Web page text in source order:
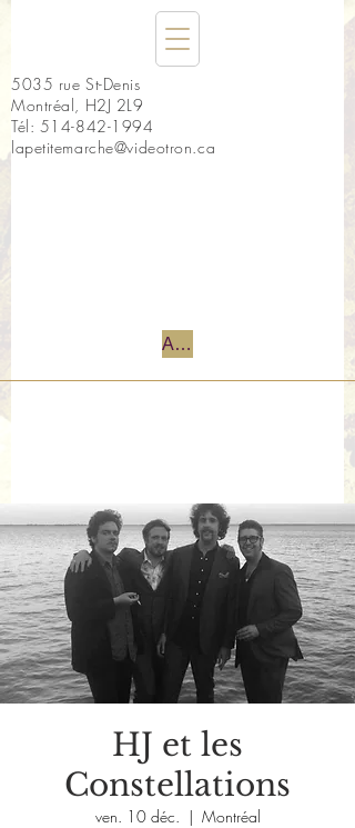
5035 rue St-Denis
Montréal, H2J 2L9
Tél: 514-842-1994
lapetitemarche@videotron.ca
Accueil
HJ et les
Constellations
ven. 10 déc.
  |
Montréal